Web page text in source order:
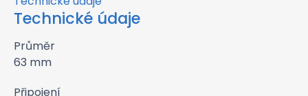
Technické údaje
Průměr
63 mm
Připojení